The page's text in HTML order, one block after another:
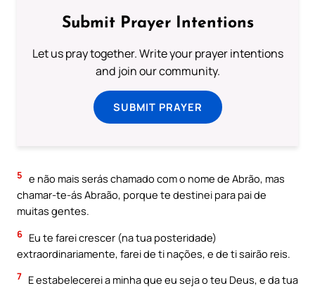
Submit Prayer Intentions
Let us pray together. Write your prayer intentions
and join our community.
SUBMIT PRAYER
5 e não mais serás chamado com o nome de Abrão, mas
chamar-te-ás Abraão, porque te destinei para pai de
muitas gentes.
6 Eu te farei crescer (na tua posteridade)
extraordinariamente, farei de ti nações, e de ti sairão reis.
7 E estabelecerei a minha que eu seja o teu Deus, e da tua